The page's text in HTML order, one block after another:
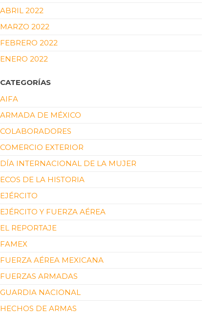
ABRIL 2022
MARZO 2022
FEBRERO 2022
ENERO 2022
CATEGORÍAS
AIFA
ARMADA DE MÉXICO
COLABORADORES
COMERCIO EXTERIOR
DÍA INTERNACIONAL DE LA MUJER
ECOS DE LA HISTORIA
EJÉRCITO
EJÉRCITO Y FUERZA AÉREA
EL REPORTAJE
FAMEX
FUERZA AÉREA MEXICANA
FUERZAS ARMADAS
GUARDIA NACIONAL
HECHOS DE ARMAS